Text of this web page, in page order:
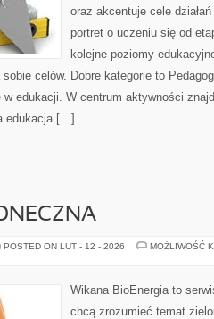
oraz akcentuje cele
portret o uczeniu się od
kolejne poziomy
celów. Dobre kategorie to
w edukacji. W centrum aktywności
edukacja […]
POSTED ON LUT - 12 - 2026
MOŻLIWOŚĆ
Wikana BioEnergia to
chcą zrozumieć temat